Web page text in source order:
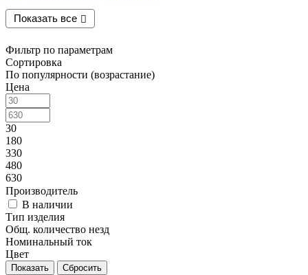
Показать все
Фильтр по параметрам
Сортировка
По популярности (возрастание)
Цена
30
180
330
480
630
Производитель
В наличии
Тип изделия
Общ. количество незд
Номинальный ток
Цвет
Сбросить